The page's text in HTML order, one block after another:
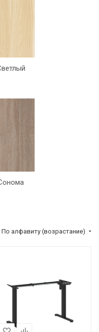
По алфавиту (возрастание)